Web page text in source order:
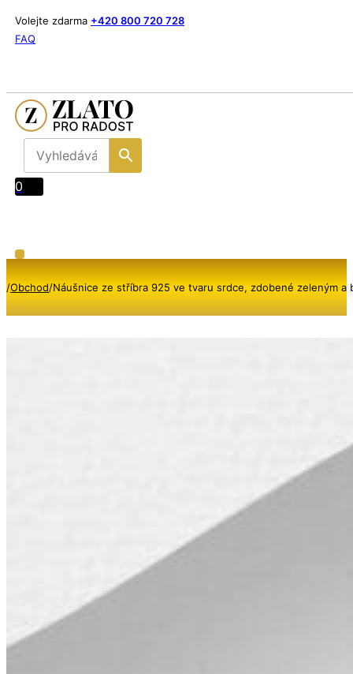
Volejte zdarma +420 800 720 728
FAQ
0
/Obchod/Náušnice ze stříbra 925 ve tvaru srdce, zdobené zeleným a